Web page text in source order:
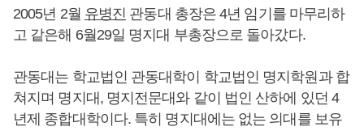
2005년 2월 유병진 관동대 총장은 4년 임기를 마무리하
고 같은해 6월29일 명지대 부총장으로 돌아갔다.
관동대는 학교법인 관동대학이 학교법인 명지학원과 합
쳐지며 명지대, 명지전문대와 같이 법인 산하에 있던 4
년제 종합대학이다. 특히 명지대에는 없는 의대를 보유